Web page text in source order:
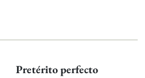
Pretérito perfecto